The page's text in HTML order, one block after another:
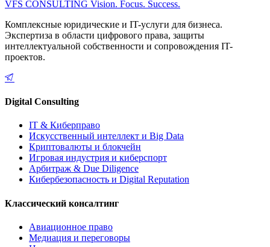
VFS CONSULTING Vision. Focus. Success.
Комплексные юридические и IT-услуги для бизнеса.
Экспертиза в области цифрового права, защиты
интеллектуальной собственности и сопровождения IT-
проектов.
Digital Consulting
IT & Киберправо
Искусственный интеллект и Big Data
Криптовалюты и блокчейн
Игровая индустрия и киберспорт
Арбитраж & Due Diligence
Кибербезопасность и Digital Reputation
Классический консалтинг
Авиационное право
Медиация и переговоры